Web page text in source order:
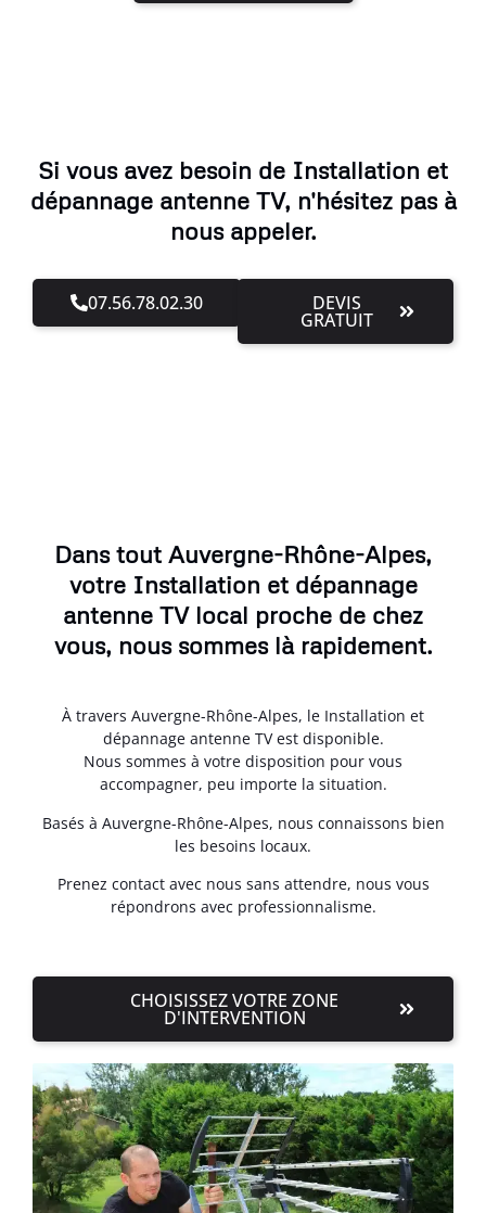
Si vous avez besoin de Installation et
dépannage antenne TV, n'hésitez pas à
nous appeler.
07.56.78.02.30 DEVIS
GRATUIT
Dans tout Auvergne-Rhône-Alpes,
votre Installation et dépannage
antenne TV local proche de chez
vous, nous sommes là rapidement.
À travers Auvergne-Rhône-Alpes, le Installation et
dépannage antenne TV est disponible.
Nous sommes à votre disposition pour vous
accompagner, peu importe la situation.
Basés à Auvergne-Rhône-Alpes, nous connaissons bien
les besoins locaux.
Prenez contact avec nous sans attendre, nous vous
répondrons avec professionnalisme.
CHOISISSEZ VOTRE ZONE
D'INTERVENTION